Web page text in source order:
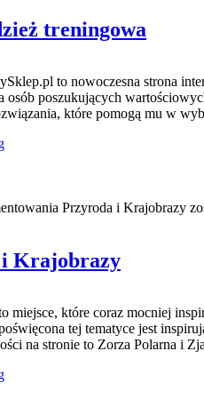
treningowa
to nowoczesna strona
osób poszukujących
które pomogą mu w
Przyroda i Krajobrazy
Krajobrazy
miejsce, które coraz mocniej
tej tematyce jest
na stronie to Zorza Polarna i